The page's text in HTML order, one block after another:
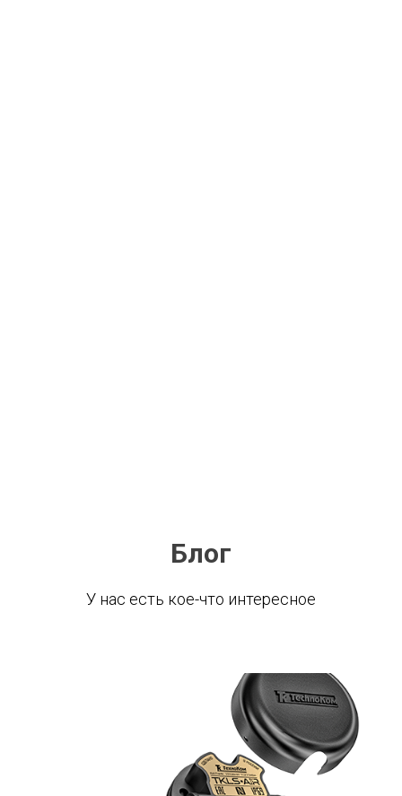
Блог
У нас есть кое-что интересное